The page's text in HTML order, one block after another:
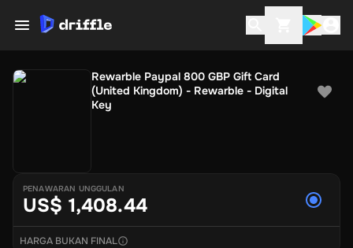
Rewarble Paypal 800 GBP Gift Card
(United Kingdom) - Rewarble - Digital
Key
PENAWARAN UNGGULAN
US$ 1,408.44
HARGA BUKAN FINAL